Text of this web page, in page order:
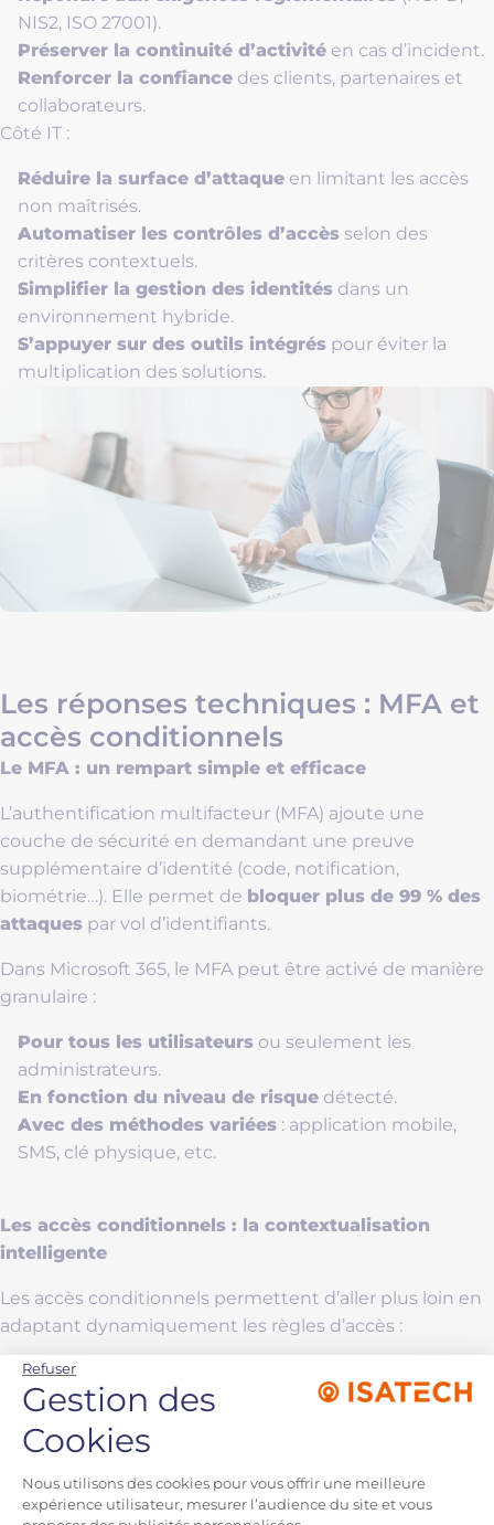
NIS2, ISO 27001).
Préserver la continuité d’activité en cas d’incident.
Renforcer la confiance des clients, partenaires et
collaborateurs.
Côté IT :
Réduire la surface d’attaque en limitant les accès
non maîtrisés.
Automatiser les contrôles d’accès selon des
critères contextuels.
Simplifier la gestion des identités dans un
environnement hybride.
S’appuyer sur des outils intégrés pour éviter la
multiplication des solutions.
Les réponses techniques : MFA et
accès conditionnels
Le MFA : un rempart simple et efficace
L’authentification multifacteur (MFA) ajoute une
couche de sécurité en demandant une preuve
supplémentaire d’identité (code, notification,
biométrie…). Elle permet de bloquer plus de 99 % des
attaques par vol d’identifiants.
Dans Microsoft 365, le MFA peut être activé de manière
granulaire :
Pour tous les utilisateurs ou seulement les
administrateurs.
En fonction du niveau de risque détecté.
Avec des méthodes variées : application mobile,
SMS, clé physique, etc.
Les accès conditionnels : la contextualisation
intelligente
Les accès conditionnels permettent d’aller plus loin en
adaptant dynamiquement les règles d’accès :
Refuser une connexion
Imposer le MFAuniquement hors du réseau
d’entreprise.
Bloquer l’accès à certaines applications
appareil non conforme.
Restreindre l’accèsà des données sensibles en
Refuser
Gestion des
Cookies
Plateforme de Gestion du
Nous utilisons des cookies pour vous offrir une meilleure
expérience utilisateur, mesurer l’audience du site et vous